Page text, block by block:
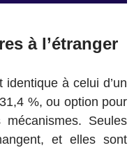
à l’étranger
à celui d’un
%, ou option pour
Seules
et elles sont